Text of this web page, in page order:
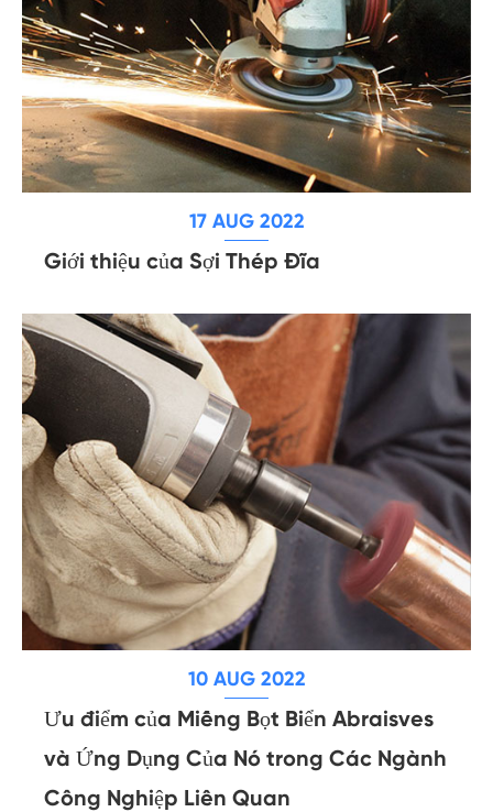
17 AUG 2022
Giới thiệu của Sợi Thép Đĩa
10 AUG 2022
Ưu điểm của Miếng Bọt Biển Abraisves
và Ứng Dụng Của Nó trong Các Ngành
Công Nghiệp Liên Quan